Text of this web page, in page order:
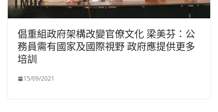
倡重組政府架構改變官僚文化 梁美芬：公
務員需有國家及國際視野 政府應提供更多
培訓
15/09/2021